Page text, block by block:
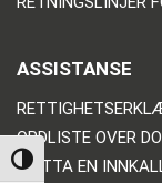
TOGGLE HIGH
ASSISTANSE
ORDLISTE OVER
MOTTA EN